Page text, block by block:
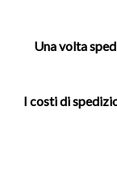
Una volta
I costi di